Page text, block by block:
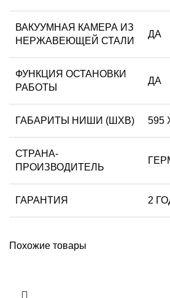
ВАКУУМНАЯ КАМЕРА ИЗ
НЕРЖАВЕЮЩЕЙ СТАЛИ
ДА
ФУНКЦИЯ ОСТАНОВКИ
РАБОТЫ
ДА
ГАБАРИТЫ НИШИ (ШХВ) 595
СТРАНА-
ПРОИЗВОДИТЕЛЬ
ГАРАНТИЯ 2
Похожие товары